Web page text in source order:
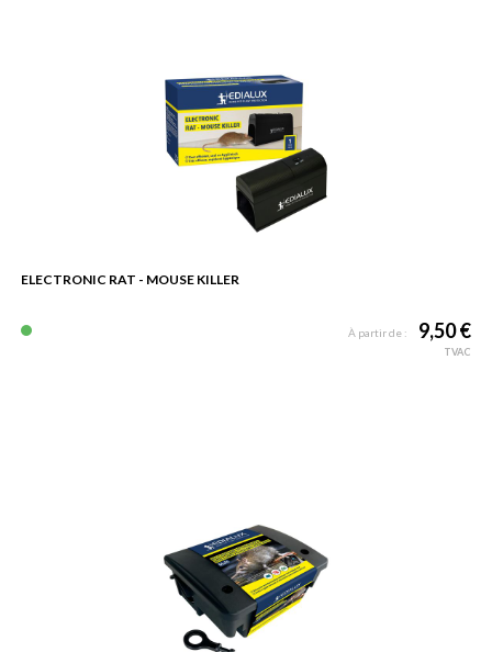
ELECTRONIC RAT - MOUSE KILLER
À partir de : 9,50 €
TVAC